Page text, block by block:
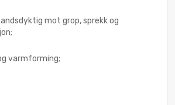
mot grop, sprekk og
varmforming;